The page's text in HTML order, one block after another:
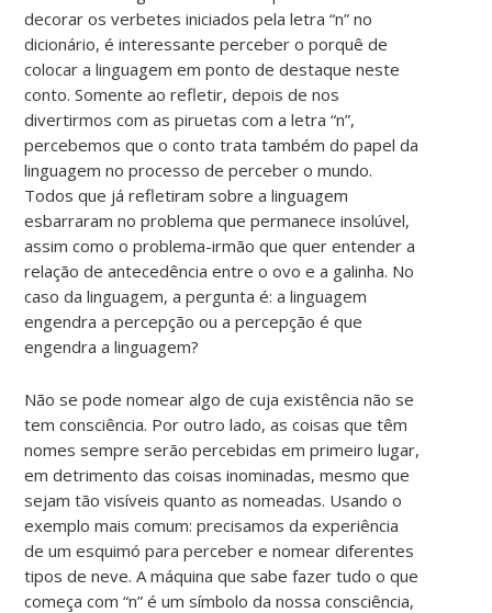
decorar os verbetes iniciados pela letra “n” no
dicionário, é interessante perceber o porquê de
colocar a linguagem em ponto de destaque neste
conto. Somente ao refletir, depois de nos
divertirmos com as piruetas com a letra “n”,
percebemos que o conto trata também do papel da
linguagem no processo de perceber o mundo.
Todos que já refletiram sobre a linguagem
esbarraram no problema que permanece insolúvel,
assim como o problema-irmão que quer entender a
relação de antecedência entre o ovo e a galinha. No
caso da linguagem, a pergunta é: a linguagem
engendra a percepção ou a percepção é que
engendra a linguagem?
Não se pode nomear algo de cuja existência não se
tem consciência. Por outro lado, as coisas que têm
nomes sempre serão percebidas em primeiro lugar,
em detrimento das coisas inominadas, mesmo que
sejam tão visíveis quanto as nomeadas. Usando o
exemplo mais comum: precisamos da experiência
de um esquimó para perceber e nomear diferentes
tipos de neve. A máquina que sabe fazer tudo o que
começa com “n” é um símbolo da nossa consciência,